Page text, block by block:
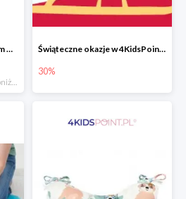
3 Sprouts Ręcznik z kapturem Mors -10% Świąteczne okazje w 4KidsPoint do -30%
30%